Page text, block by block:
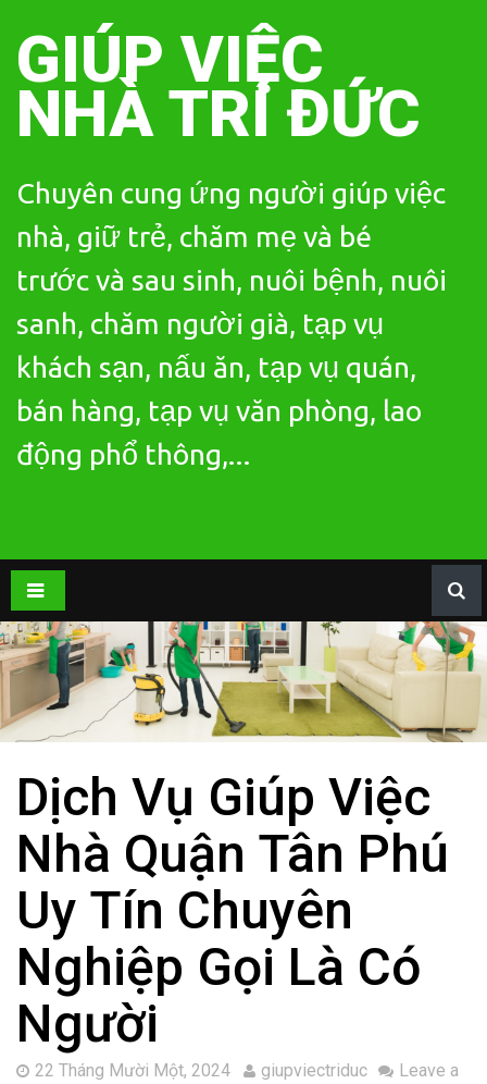
contentGIÚP VIỆC
NHÀ TRÍ ĐỨC
Chuyên cung ứng người giúp việc
nhà, giữ trẻ, chăm mẹ và bé
trước và sau sinh, nuôi bệnh, nuôi
sanh, chăm người già, tạp vụ
khách sạn, nấu ăn, tạp vụ quán,
bán hàng, tạp vụ văn phòng, lao
động phổ thông,...
Dịch Vụ Giúp Việc
Nhà Quận Tân Phú
Uy Tín Chuyên
Nghiệp Gọi Là Có
Người
22 Tháng Mười Một, 2024 giupviectriduc
Leave a